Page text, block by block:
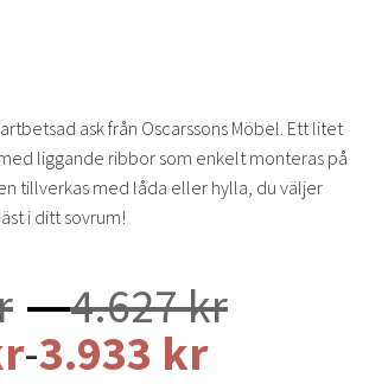
ask från Oscarssons Möbel. Ett litet
liggande ribbor som enkelt monteras på
tillverkas med låda eller hylla, du väljer
i ditt sovrum!
–4.627kr
-3.933 kr